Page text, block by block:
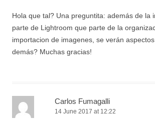
Hola que tal? Una preguntita: además de la
parte de Lightroom que parte de la
importacion de imagenes, se verán
demás? Muchas gracias!
Carlos Fumagalli
14 June 2017 at 12:22